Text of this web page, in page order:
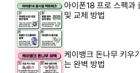
아이폰18 프로 스펙과
및 교체 방법
케이뱅크 돈나무 키우
는 완벽 방법